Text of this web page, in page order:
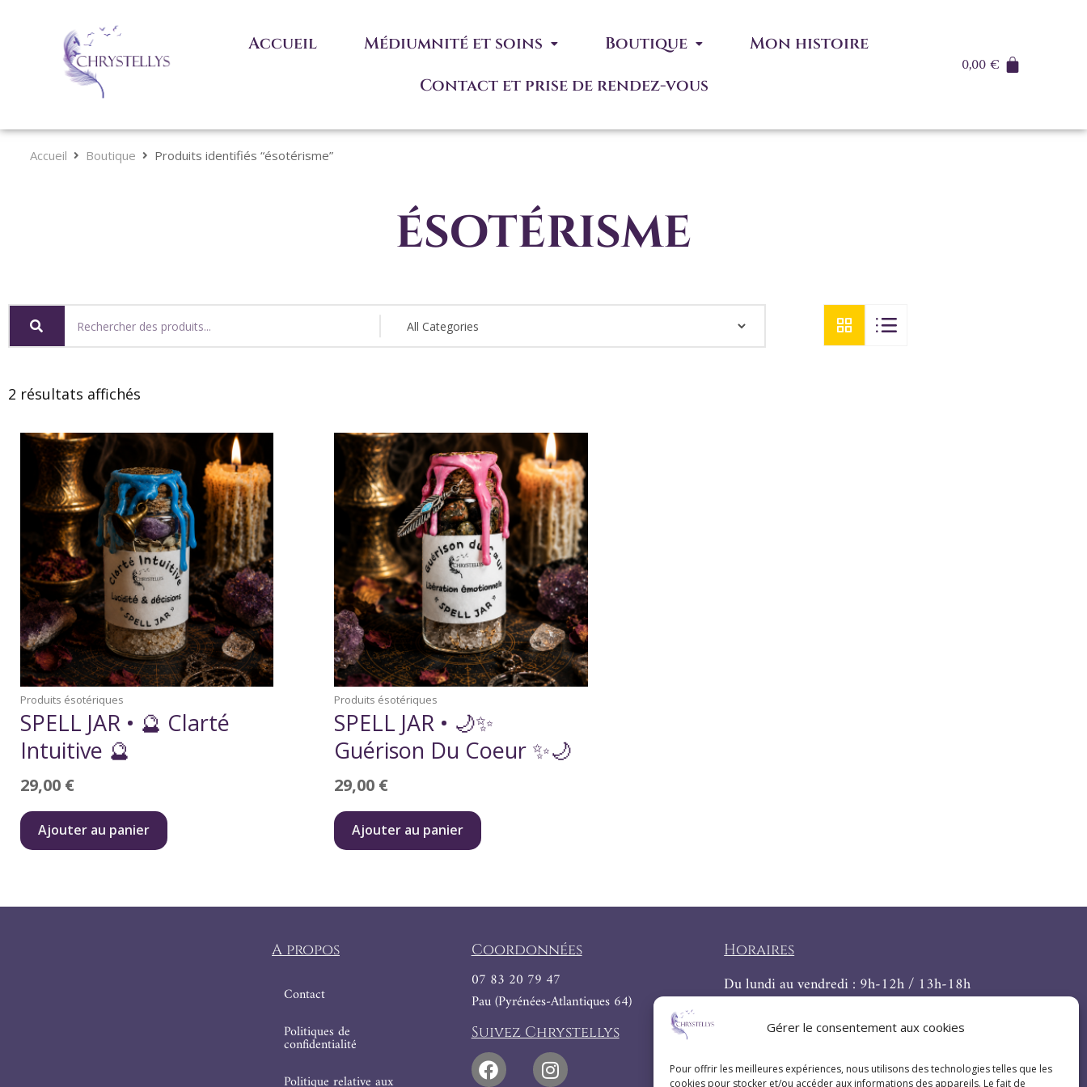
Gérer le consentement aux cookies
Pour offrir les meilleures expériences, nous utilisons des technologies telles que les
cookies pour stocker et/ou accéder aux informations des appareils. Le fait de
Accueil Médiumnité et soins Boutique
Mon histoire
Contact et prise de rendez-vous
0,00€
Accueil Boutique Produits identifiés “ésotérisme”
ésotérisme
2 résultats affichés
Produits ésotériques
SPELL JAR • 🔮 Clarté
Intuitive 🔮
29,00 €
Ajouter au panier
Produits ésotériques
SPELL JAR • 🌙✨
Guérison Du Coeur ✨🌙
29,00 €
Ajouter au panier
A propos
Contact
Politiques de
confidentialité
Politique relative aux
Coordonnées
07 83 20 79 47
Pau (Pyrénées-Atlantiques 64)
Suivez Chrystellys
Horaires
Du lundi au vendredi : 9h-12h / 13h-18h
Le samedi : 9h-12h